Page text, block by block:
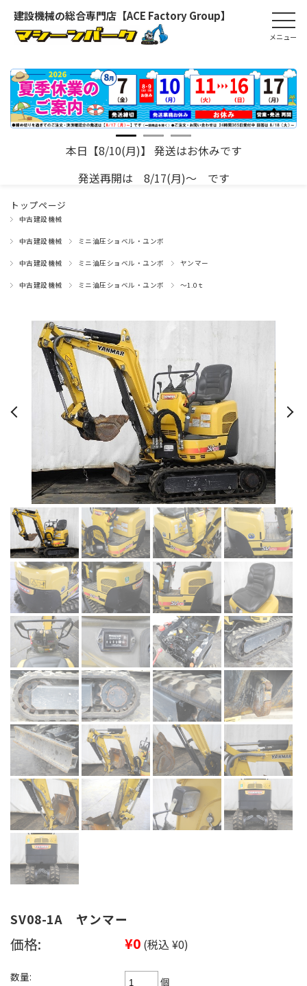
建設機械の総合専門店【ACE Factory Group】
本日【8/10(月)】 発送はお休みです
発送再開は 8/17(月)～ です
トップページ
中古建設機械
中古建設機械 ミニ油圧ショベル・ユンボ
中古建設機械 ミニ油圧ショベル・ユンボ ヤンマー
中古建設機械 ミニ油圧ショベル・ユンボ ～1.0ｔ
SV08-1A ヤンマー
価格: ¥0 (税込 ¥0)
数量:
個